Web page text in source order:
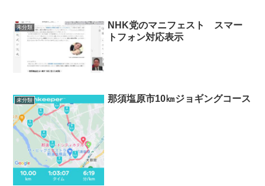
未分類
NHK党のマニフェスト スマー
トフォン対応表示
未分類 那須塩原市10㎞ジョギングコース